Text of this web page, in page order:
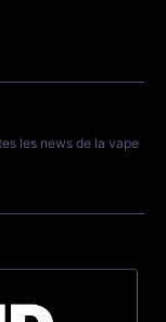
les news de la vape